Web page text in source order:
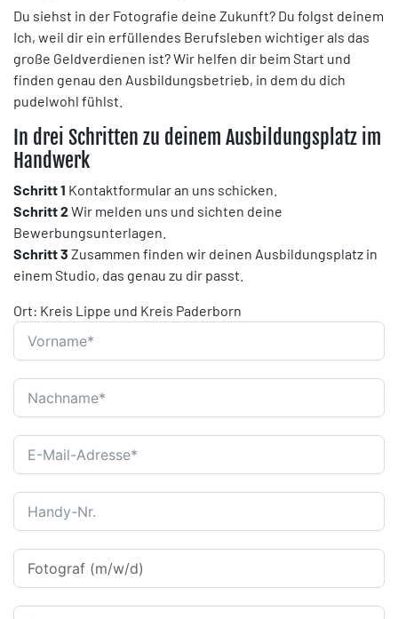
Du siehst in der Fotografie deine Zukunft? Du folgst deinem
Ich, weil dir ein erfüllendes Berufsleben wichtiger als das
große Geldverdienen ist? Wir helfen dir beim Start und
finden genau den Ausbildungsbetrieb, in dem du dich
pudelwohl fühlst.
In drei Schritten zu deinem Ausbildungsplatz im
Handwerk
Schritt 1 Kontaktformular an uns schicken.
Schritt 2Wir melden uns und sichten deine
Bewerbungsunterlagen.
Schritt 3 Zusammen finden wir deinen Ausbildungsplatz in
einem Studio, das genau zu dir passt.
Ort: Kreis Lippe und Kreis Paderborn